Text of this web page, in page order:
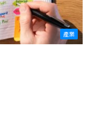
產業